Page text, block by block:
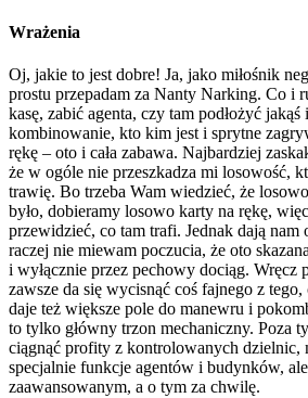
Wrażenia
Oj, jakie to jest dobre! Ja, jako miłośnik
prostu przepadam za Nanty Narking. Co i
kasę, zabić agenta, czy tam podłożyć
kombinowanie, kto kim jest i sprytne
rękę – oto i cała zabawa. Najbardziej
że w ogóle nie przeszkadza mi losowość,
trawię. Bo trzeba Wam wiedzieć, że
było, dobieramy losowo karty na rękę,
przewidzieć, co tam trafi. Jednak dają
raczej nie miewam poczucia, że oto
i wyłącznie przez pechowy dociąg. Wręcz
zawsze da się wycisnąć coś fajnego z tego,
daje też większe pole do manewru i
to tylko główny trzon mechaniczny. Poza
ciągnąć profity z kontrolowanych dzielnic,
specjalnie funkcje agentów i budynków,
zaawansowanym, a o tym za chwilę.